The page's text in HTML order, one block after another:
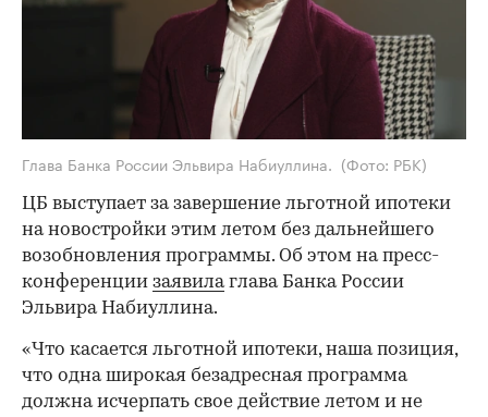
Глава Банка России Эльвира Набиуллина. (Фото: РБК)
ЦБ выступает за завершение льготной ипотеки
на новостройки этим летом без дальнейшего
возобновления программы. Об этом на пресс-
конференции заявилаглава Банка России
Эльвира Набиуллина.
«Что касается льготной ипотеки, наша позиция,
что одна широкая безадресная программа
должна исчерпать свое действие летом и не